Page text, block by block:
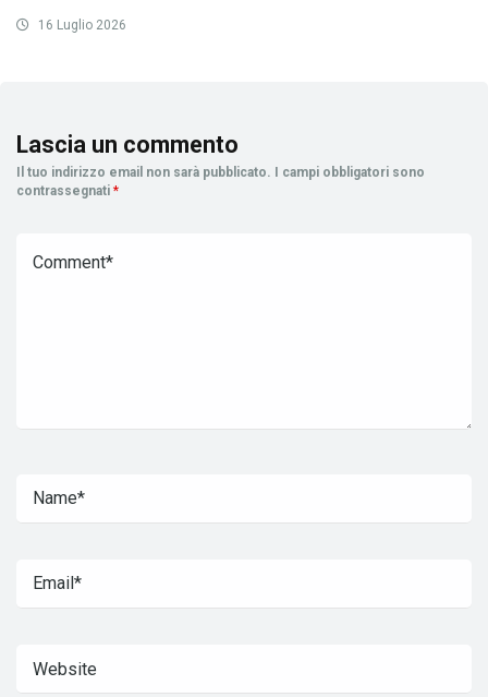
16 Luglio 2026
Lascia un commento
Il tuo indirizzo email non sarà pubblicato. I campi obbligatori sono
contrassegnati *